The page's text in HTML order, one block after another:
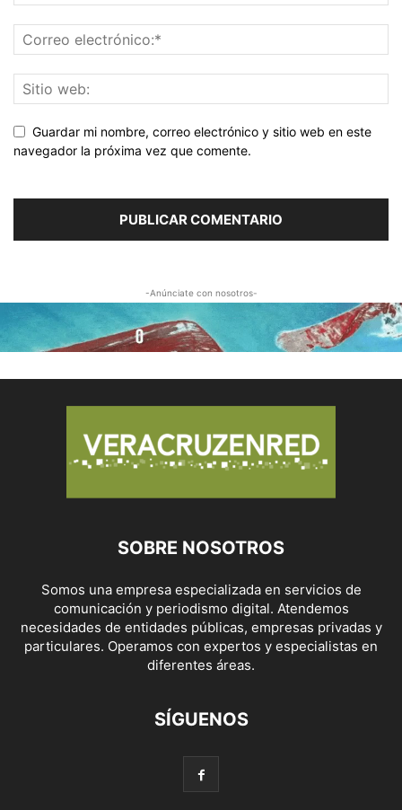
Guardar mi nombre, correo electrónico y sitio web en este
navegador la próxima vez que comente.
-Anúnciate con nosotros-
SOBRE NOSOTROS
Somos una empresa especializada en servicios de
comunicación y periodismo digital. Atendemos
necesidades de entidades públicas, empresas privadas y
particulares. Operamos con expertos y especialistas en
diferentes áreas.
SÍGUENOS